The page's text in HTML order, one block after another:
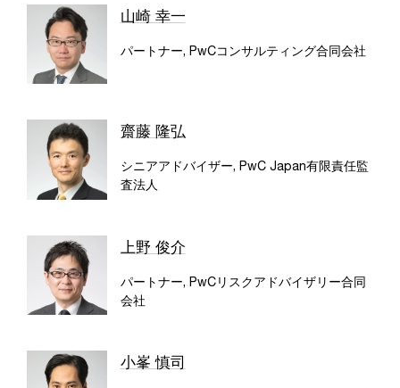
山崎 幸一
パートナー, PwCコンサルティング合同会社
齋藤 隆弘
シニアアドバイザー, PwC Japan有限責任監
査法人
上野 俊介
パートナー, PwCリスクアドバイザリー合同
会社
小峯 慎司